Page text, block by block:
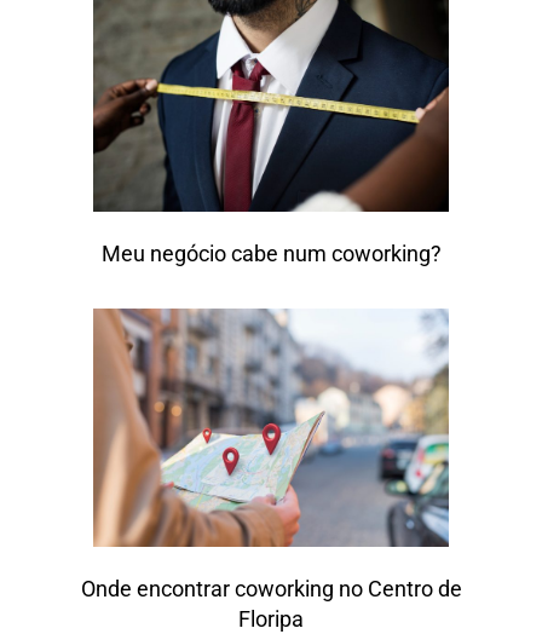
Meu negócio cabe num coworking?
Onde encontrar coworking no Centro de
Floripa